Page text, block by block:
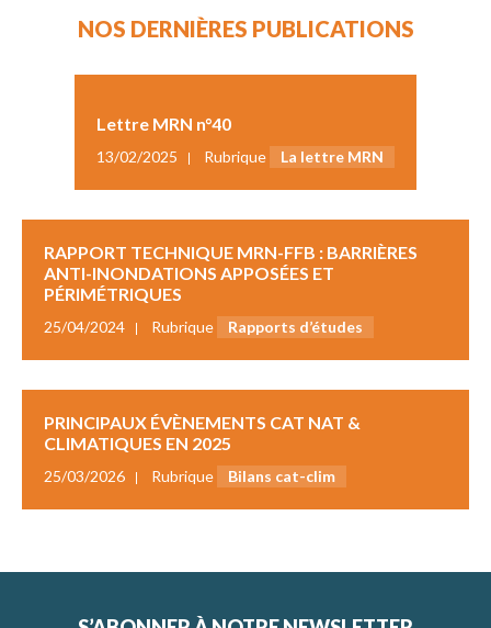
NOS DERNIÈRES PUBLICATIONS
Lettre MRN n°40
13/02/2025 Rubrique La lettre MRN
RAPPORT TECHNIQUE MRN-FFB : BARRIÈRES
ANTI-INONDATIONS APPOSÉES ET
PÉRIMÉTRIQUES
25/04/2024 Rubrique Rapports d’études
PRINCIPAUX ÉVÈNEMENTS CAT NAT &
CLIMATIQUES EN 2025
25/03/2026 Rubrique Bilans cat-clim